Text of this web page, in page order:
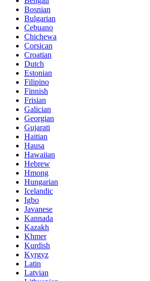
Bosnian
Bulgarian
Cebuano
Chichewa
Corsican
Croatian
Dutch
Estonian
Filipino
Finnish
Frisian
Galician
Georgian
Gujarati
Haitian
Hausa
Hawaiian
Hebrew
Hmong
Hungarian
Icelandic
Igbo
Javanese
Kannada
Kazakh
Khmer
Kurdish
Kyrgyz
Latin
Latvian